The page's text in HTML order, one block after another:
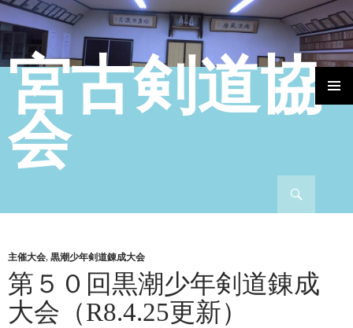
宮古剣道協
会
コンテンツへ移動
主催大会, 黒潮少年剣道錬成大会
第５０回黒潮少年剣道錬成
大会（R8.4.25更新）